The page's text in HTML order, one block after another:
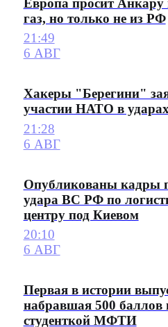
Европа просит Анкару
газ, но только не из РФ
21:49
6 АВГ
Хакеры "Берегини"
участии НАТО в
21:28
6 АВГ
Опубликованы кадры
удара ВС РФ по
центру под Киевом
20:10
6 АВГ
Первая в истории
набравшая 500 баллов
студенткой МФТИ